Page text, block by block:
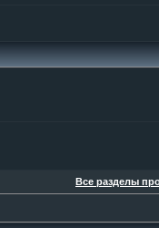
Все разделы